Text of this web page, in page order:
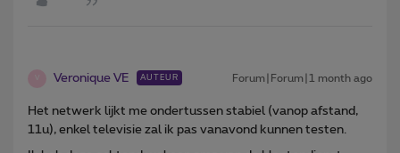
Veronique VE AUTEUR Forum|Forum|1 month ago
Het netwerk lijkt me ondertussen stabiel (vanop afstand,
11u), enkel televisie zal ik pas vanavond kunnen testen.